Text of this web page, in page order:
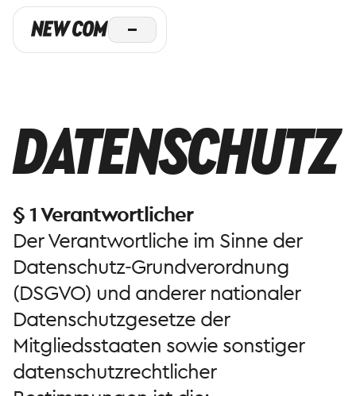
DATENSCHUTZ
§ 1 Verantwortlicher
Der Verantwortliche im Sinne der
Datenschutz-Grundverordnung
(DSGVO) und anderer nationaler
Datenschutzgesetze der
Mitgliedsstaaten sowie sonstiger
datenschutzrechtlicher